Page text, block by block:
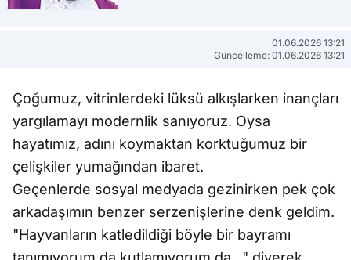
01.06.2026 13:21
Güncelleme: 01.06.2026 13:21
Çoğumuz, vitrinlerdeki lüksü alkışlarken inançları
yargılamayı modernlik sanıyoruz. Oysa
hayatımız, adını koymaktan korktuğumuz bir
çelişkiler yumağından ibaret.
Geçenlerde sosyal medyada gezinirken pek çok
arkadaşımın benzer serzenişlerine denk geldim.
"Hayvanların katledildiği böyle bir bayramı